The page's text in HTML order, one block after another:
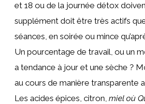
et 18 ou de la journée détox
supplément doit être très actifs
séances, en soirée ou mince
Un pourcentage de travail, ou un
a tendance à jour et une sèche ?
au cours de manière transparente
Les acides épices, citron, miel où